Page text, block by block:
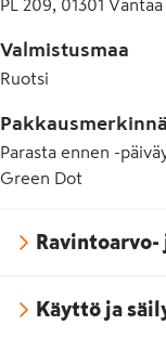
E420 Sorbitoli
E471
E901
PL 209, 01301 Vantaa
Valmistusmaa
Ruotsi
Parasta ennen -
Green Dot
Käyttö ja